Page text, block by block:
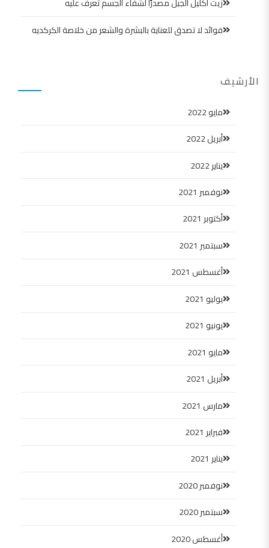
زيت اكليل الجبل مصدرًا لشفاء الجسم تعرف عليه
فوائد لا تصدق للعناية بالبشرة والشعر من خلاصة الكركديه
الأرشيف
مايو 2022
أبريل 2022
يناير 2022
نوفمبر 2021
أكتوبر 2021
سبتمبر 2021
أغسطس 2021
يوليو 2021
يونيو 2021
مايو 2021
أبريل 2021
مارس 2021
فبراير 2021
يناير 2021
نوفمبر 2020
سبتمبر 2020
أغسطس 2020